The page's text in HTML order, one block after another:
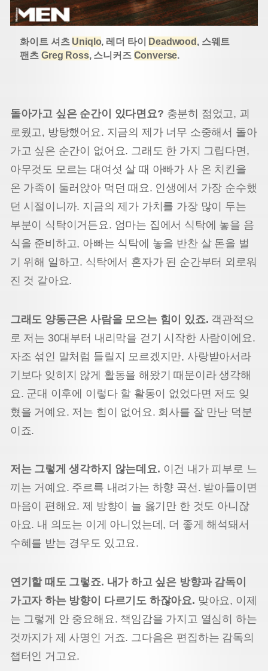
화이트 셔츠 Uniqlo, 레더 타이 Deadwood , 스웨트
팬츠 Greg Ross, 스니커즈 Converse.
돌아가고 싶은 순간이 있다면요? 충분히 젊었고, 괴
로웠고, 방탕했어요. 지금의 제가 너무 소중해서 돌아
가고 싶은 순간이 없어요. 그래도 한 가지 그립다면,
아무것도 모르는 대여섯 살 때 아빠가 사 온 치킨을
온 가족이 둘러앉아 먹던 때요. 인생에서 가장 순수했
던 시절이니까. 지금의 제가 가치를 가장 많이 두는
부분이 식탁이거든요. 엄마는 집에서 식탁에 놓을 음
식을 준비하고, 아빠는 식탁에 놓을 반찬 살 돈을 벌
기 위해 일하고. 식탁에서 혼자가 된 순간부터 외로워
진 것 같아요.
그래도 양동근은 사람을 모으는 힘이 있죠. 객관적으
로 저는 30대부터 내리막을 걷기 시작한 사람이에요.
자조 섞인 말처럼 들릴지 모르겠지만, 사랑받아서라
기보다 잊히지 않게 활동을 해왔기 때문이라 생각해
요. 군대 이후에 이렇다 할 활동이 없었다면 저도 잊
혔을 거예요. 저는 힘이 없어요. 회사를 잘 만난 덕분
이죠.
저는 그렇게 생각하지 않는데요. 이건 내가 피부로 느
끼는 거예요. 주르륵 내려가는 하향 곡선. 받아들이면
마음이 편해요. 제 방향이 늘 옳기만 한 것도 아니잖
아요. 내 의도는 이게 아니었는데, 더 좋게 해석돼서
수혜를 받는 경우도 있고요.
연기할 때도 그렇죠. 내가 하고 싶은 방향과 감독이
가고자 하는 방향이 다르기도 하잖아요. 맞아요, 이제
는 그렇게 안 중요해요. 책임감을 가지고 열심히 하는
것까지가 제 사명인 거죠. 그다음은 편집하는 감독의
챕터인 거고요.